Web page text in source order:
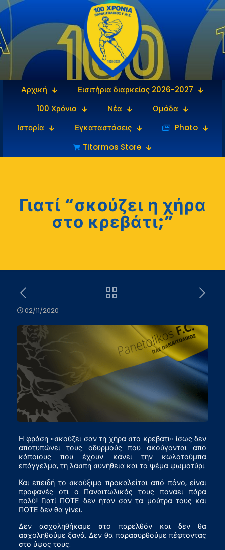
Αρχική
Εισιτήρια διαρκείας 2026-2027
100 Χρόνια
Νέα
Ομάδα
Ιστορία
Εγκαταστάσεις
‎‏‏‎ ‎Photo
Titormos Store
Γιατί “σκούζει η χήρα
στο κρεβάτι;”
02/11/2020
Η φράση «σκούζει σαν τη χήρα στο κρεβάτι» ίσως δεν
αποτυπώνει τους οδυρμούς που ακούγονται από
κάποιους που έχουν κάνει την κωλοτούμπα
επάγγελμα, τη λάσπη συνήθεια και το ψέμα ψωμοτύρι.
Και επειδή το σκούξιμο προκαλείται από πόνο, είναι
προφανές ότι ο Παναιτωλικός τους πονάει πάρα
πολύ! Γιατί ΠΟΤΕ δεν ήταν σαν τα μούτρα τους και
ΠΟΤΕ δεν θα γίνει.
Δεν ασχοληθήκαμε στο παρελθόν και δεν θα
ασχοληθούμε ξανά. Δεν θα παρασυρθούμε πέφτοντας
στο ύψος τους.